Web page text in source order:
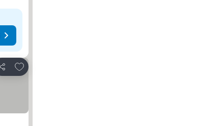
Condividi
Aggiungi ai preferiti